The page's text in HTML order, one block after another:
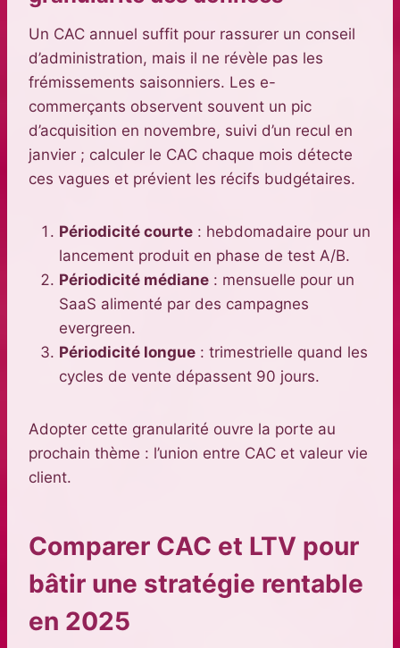
Un CAC annuel suffit pour rassurer un conseil
d’administration, mais il ne révèle pas les
frémissements saisonniers. Les e-
commerçants observent souvent un pic
d’acquisition en novembre, suivi d’un recul en
janvier ; calculer le CAC chaque mois détecte
ces vagues et prévient les récifs budgétaires.
Périodicité courte : hebdomadaire pour un
lancement produit en phase de test A/B.
Périodicité médiane : mensuelle pour un
SaaS alimenté par des campagnes
evergreen.
Périodicité longue : trimestrielle quand les
cycles de vente dépassent 90 jours.
Adopter cette granularité ouvre la porte au
prochain thème : l’union entre CAC et valeur vie
client.
Comparer CAC et LTV pour
bâtir une stratégie rentable
en 2025